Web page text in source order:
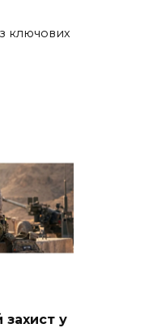
ключових
у